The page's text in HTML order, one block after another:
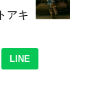
アキ
LINE